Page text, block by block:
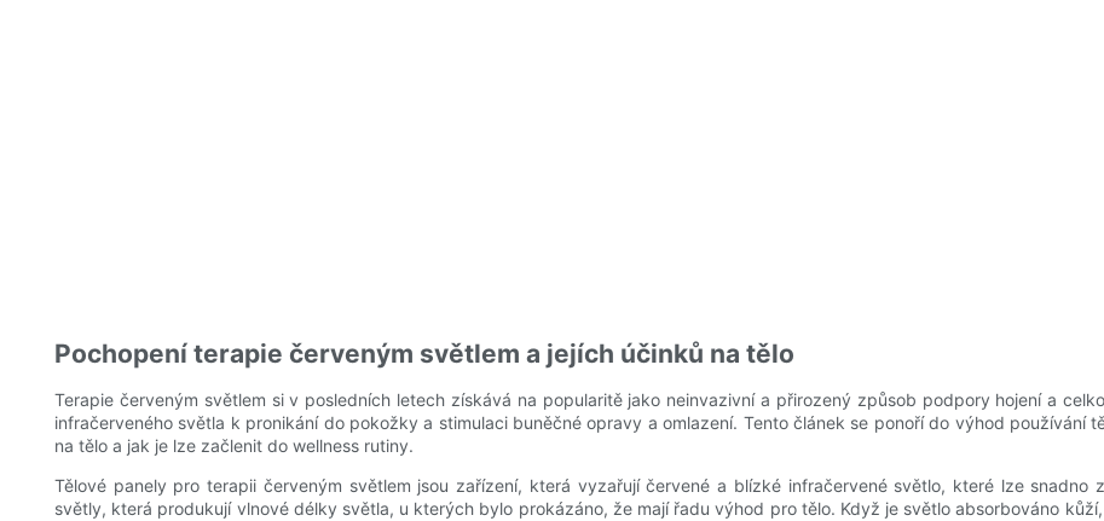
Pochopení terapie červeným světlem a jejích účinků na tělo
Terapie červeným světlem si v posledních letech získává na popularitě jako neinvazivní a přirozený způsob podpory hojení a
infračerveného světla k pronikání do pokožky a stimulaci buněčné opravy a omlazení. Tento článek se ponoří do výhod používání
na tělo a jak je lze začlenit do wellness rutiny.
Tělové panely pro terapii červeným světlem jsou zařízení, která vyzařují červené a blízké infračervené světlo, které lze snadno
světly, která produkují vlnové délky světla, u kterých bylo prokázáno, že mají řadu výhod pro tělo. Když je světlo absorbováno